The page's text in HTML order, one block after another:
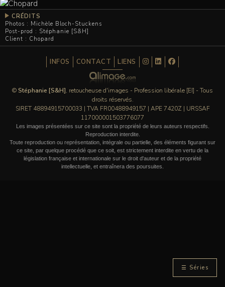
CRÉDITS
Photos : Michèle Bloch-Stuckens
Post-prod : Stéphanie [S&H]
Client : Chopard
☰ Séries
INFOS CONTACT LIENS
©Stéphanie [S&H], retoucheuse d'images - Profession libérale [EI] - Tous
droits réservés.
SIRET 48894915700033 | TVA FR00488949157 | APE 7420Z | URSSAF
117000001503776077
Les images présentées sur ce site sont la propriété de leurs auteurs respectifs.
Reproduction interdite.
Toute reproduction ou représentation, intégrale ou partielle, des éléments figurant sur
ce site, par quelque procédé que ce soit, est strictement interdite en vertu de la
législation française et internationale sur le droit d'auteur et de la propriété
intellectuelle, et entraînera des poursuites.